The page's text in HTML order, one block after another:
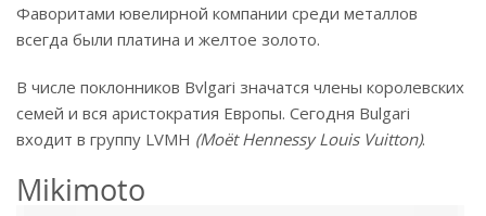
Фаворитами ювелирной компании среди металлов
всегда были платина и желтое золото.
В числе поклонников Bvlgari значатся члены королевских
семей и вся аристократия Европы. Сегодня Bulgari
входит в группу LVMH (Moët Hennessy Louis Vuitton).
Mikimoto